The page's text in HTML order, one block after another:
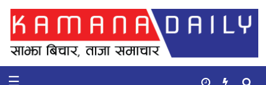
गृहपृष्ठ
समाचार